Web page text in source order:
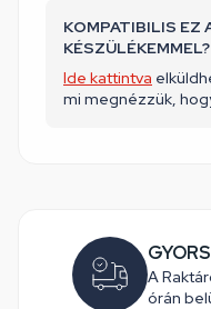
KOMPATIBILIS EZ
KÉSZÜLÉKEMMEL?
Ide kattintva
mi megnézzük,
A
órán